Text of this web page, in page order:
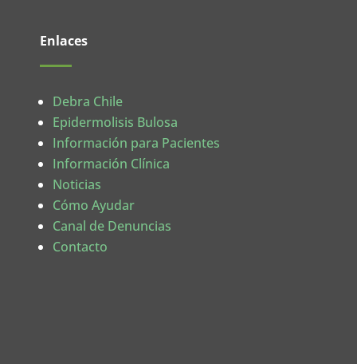
Enlaces
Debra Chile
Epidermolisis Bulosa
Información para Pacientes
Información Clínica
Noticias
Cómo Ayudar
Canal de Denuncias
Contacto